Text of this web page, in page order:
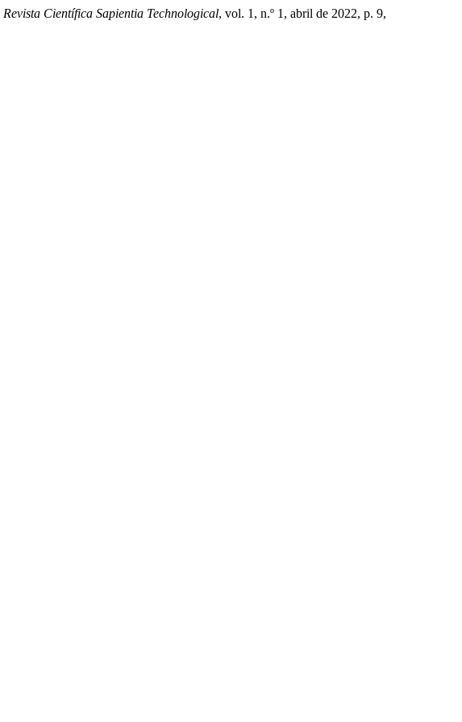
Revista Científica Sapientia Technological, vol. 1, n.º 1, abril de 2022, p. 9,